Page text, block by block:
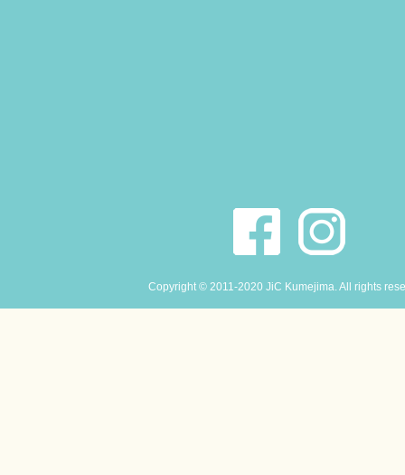
Copyright © 2011-2020 JiC Kumejima. All rights